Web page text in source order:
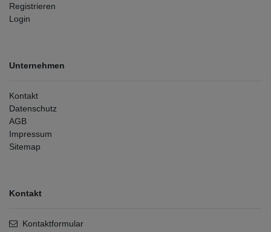
Registrieren
Login
Unternehmen
Kontakt
Datenschutz
AGB
Impressum
Sitemap
Kontakt
Kontaktformular